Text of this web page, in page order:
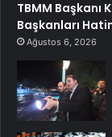
TBMM Başkanı
Başkanları
Ağustos 6, 2026